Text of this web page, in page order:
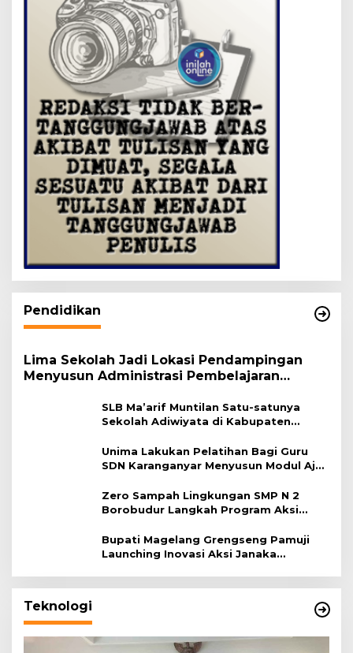
Pendidikan
Lima Sekolah Jadi Lokasi Pendampingan
Menyusun Administrasi Pembelajaran
SLB Ma’arif Muntilan Satu-satunya
Sekolah Adiwiyata di Kabupaten
Unima Lakukan Pelatihan Bagi Guru
SDN Karanganyar Menyusun Modul Ajar
Zero Sampah Lingkungan SMP N 2
Borobudur Langkah Program Aksi
Bupati Magelang Grengseng Pamuji
Launching Inovasi Aksi Janaka
Teknologi